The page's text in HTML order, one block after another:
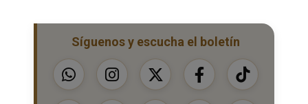
Síguenos y escucha el boletín